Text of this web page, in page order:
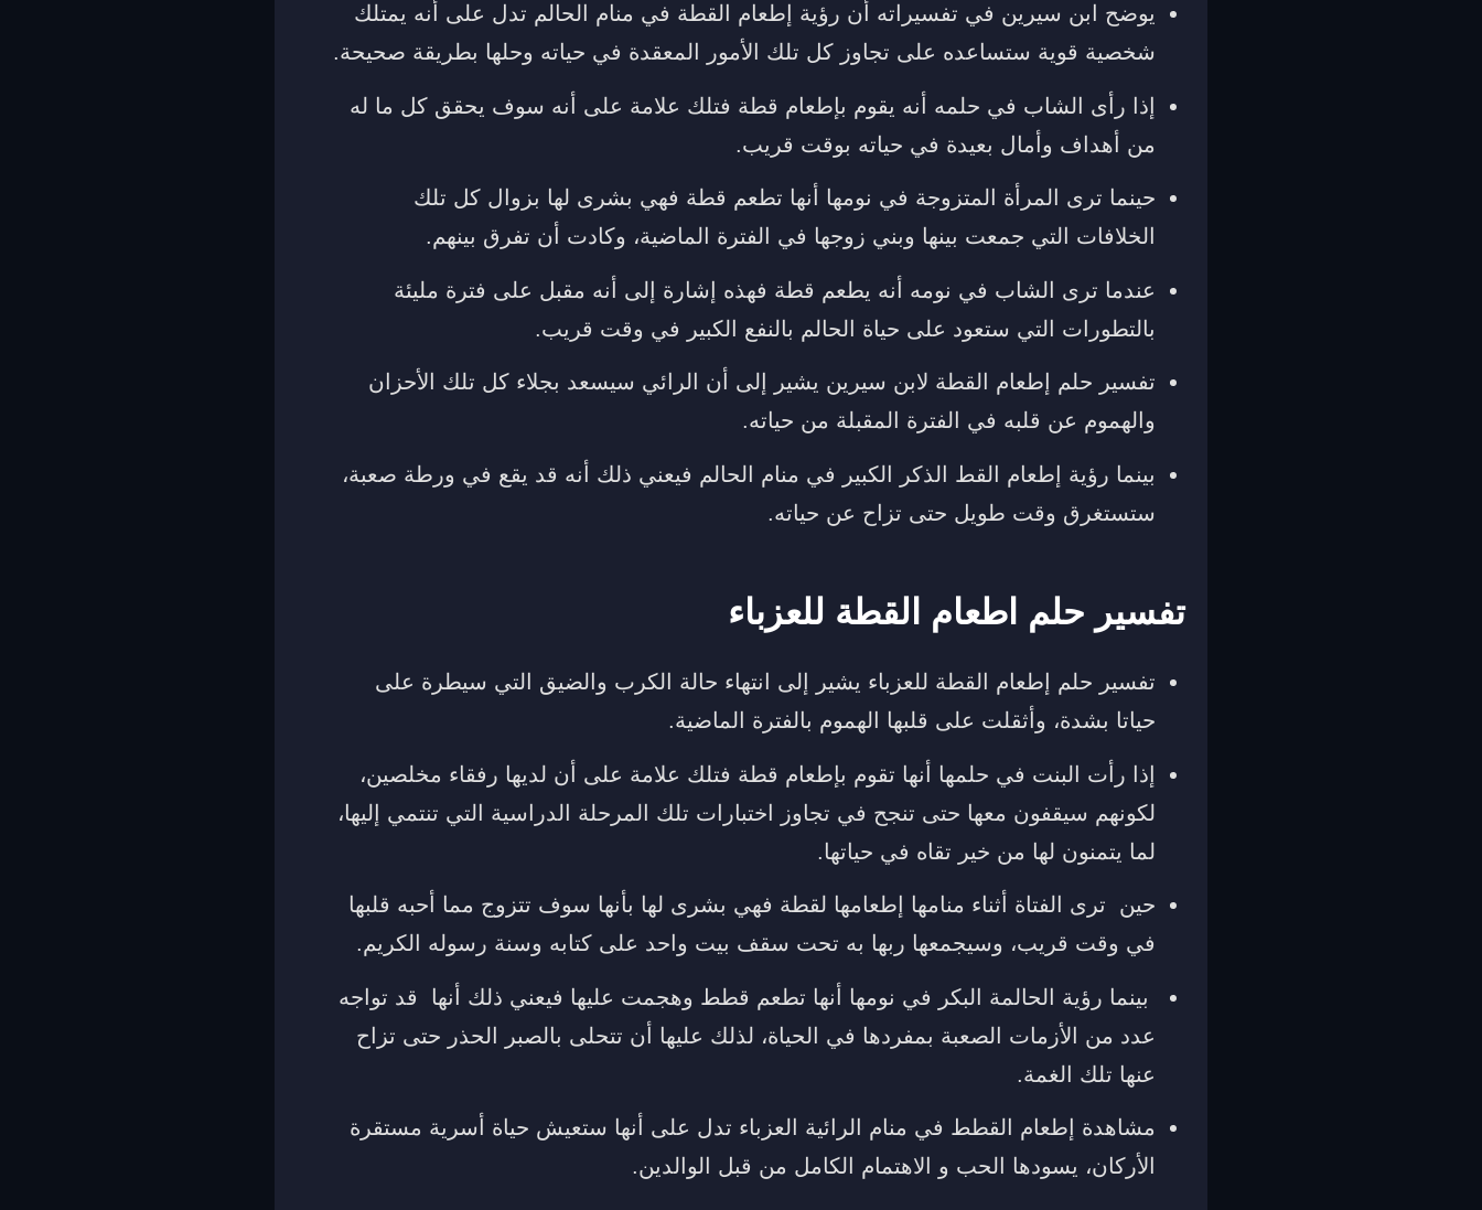
يوضح ابن سيرين في تفسيراته أن رؤية إطعام القطة في منام الحالم تدل على أنه يمتلك
شخصية قوية ستساعده على تجاوز كل تلك الأمور المعقدة في حياته وحلها بطريقة صحيحة.
إذا رأى الشاب في حلمه أنه يقوم بإطعام قطة فتلك علامة على أنه سوف يحقق كل ما له
من أهداف وأمال بعيدة في حياته بوقت قريب.
حينما ترى المرأة المتزوجة في نومها أنها تطعم قطة فهي بشرى لها بزوال كل تلك
الخلافات التي جمعت بينها وبني زوجها في الفترة الماضية، وكادت أن تفرق بينهم.
عندما ترى الشاب في نومه أنه يطعم قطة فهذه إشارة إلى أنه مقبل على فترة مليئة
بالتطورات التي ستعود على حياة الحالم بالنفع الكبير في وقت قريب.
تفسير حلم إطعام القطة لابن سيرين يشير إلى أن الرائي سيسعد بجلاء كل تلك الأحزان
والهموم عن قلبه في الفترة المقبلة من حياته.
بينما رؤية إطعام القط الذكر الكبير في منام الحالم فيعني ذلك أنه قد يقع في ورطة صعبة،
ستستغرق وقت طويل حتى تزاح عن حياته.
تفسير حلم اطعام القطة للعزباء
تفسير حلم إطعام القطة للعزباء يشير إلى انتهاء حالة الكرب والضيق التي سيطرة على
حياتا بشدة، وأثقلت على قلبها الهموم بالفترة الماضية.
إذا رأت البنت في حلمها أنها تقوم بإطعام قطة فتلك علامة على أن لديها رفقاء مخلصين،
لكونهم سيقفون معها حتى تنجح في تجاوز اختبارات تلك المرحلة الدراسية التي تنتمي إليها،
لما يتمنون لها من خير تقاه في حياتها.
حين ترى الفتاة أثناء منامها إطعامها لقطة فهي بشرى لها بأنها سوف تتزوج مما أحبه قلبها
في وقت قريب، وسيجمعها ربها به تحت سقف بيت واحد على كتابه وسنة رسوله الكريم.
بينما رؤية الحالمة البكر في نومها أنها تطعم قطط وهجمت عليها فيعني ذلك أنها قد تواجه
عدد من الأزمات الصعبة بمفردها في الحياة، لذلك عليها أن تتحلى بالصبر الحذر حتى تزاح
عنها تلك الغمة.
مشاهدة إطعام القطط في منام الرائية العزباء تدل على أنها ستعيش حياة أسرية مستقرة
الأركان، يسودها الحب و الاهتمام الكامل من قبل الوالدين.